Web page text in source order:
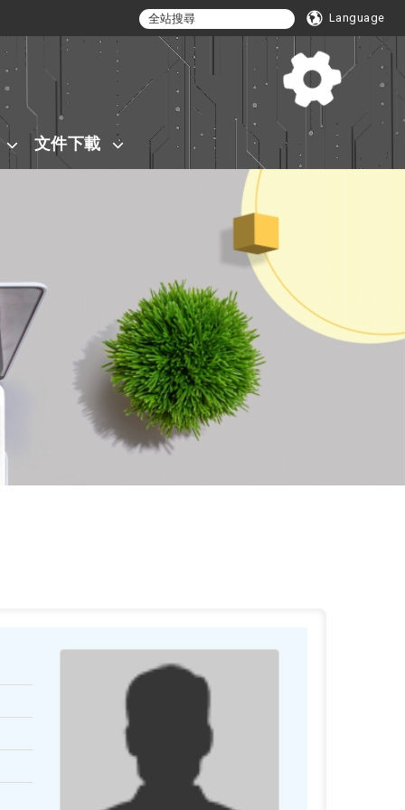
Language
文件下載